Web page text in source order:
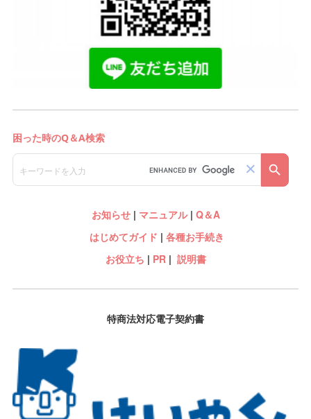
お知らせ| マニュアル| Q＆A
はじめてガイド | 各種お手続き
お役立ち | PR| 説明書
特商法対応電子契約書